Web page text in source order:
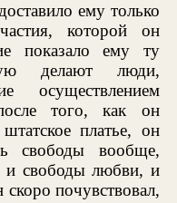
ему только
которой он
показало ему ту
делают люди,
осуществлением
того, как он
платье, он
свободы вообще,
и свободы любви, и
почувствовал,